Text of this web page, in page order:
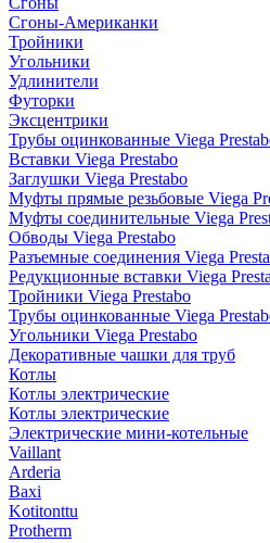
Сгоны-Американки
Тройники
Угольники
Удлинители
Футорки
Эксцентрики
Трубы оцинкованные Viega
Вставки Viega Prestabo
Заглушки Viega Prestabo
Муфты прямые резьбовые Viega
Муфты соединительные Viega
Обводы Viega Prestabo
Разъемные соединения Viega
Редукционные вставки Viega
Тройники Viega Prestabo
Трубы оцинкованные Viega
Угольники Viega Prestabo
Декоративные чашки для труб
Котлы
Котлы электрические
Котлы электрические
Электрические мини-котельные
Vaillant
Arderia
Baxi
Kotitonttu
Protherm